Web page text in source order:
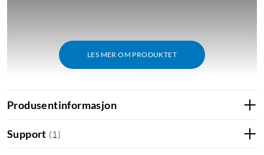
LES MER OM PRODUKTET
Inkluderer 5 års garanti med gratis datanullstilling hvis
ulykken skulle være ute. Inkluderer også 1 måneds
Produsentinformasjon
Support (1 )